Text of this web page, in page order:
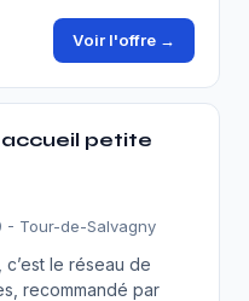
Voir l'offre →
petite
- Tour-de-Salvagny
le réseau de
recommandé par